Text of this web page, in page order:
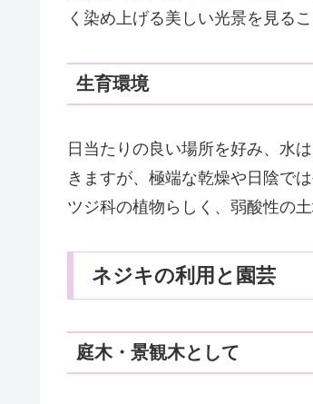
く染め上げる美しい光景を見るこ
生育環境
日当たりの良い場所を好み、水
きますが、極端な乾燥や日陰で
ツジ科の植物らしく、弱酸性の
ネジキの利用と園芸
庭木・景観木として